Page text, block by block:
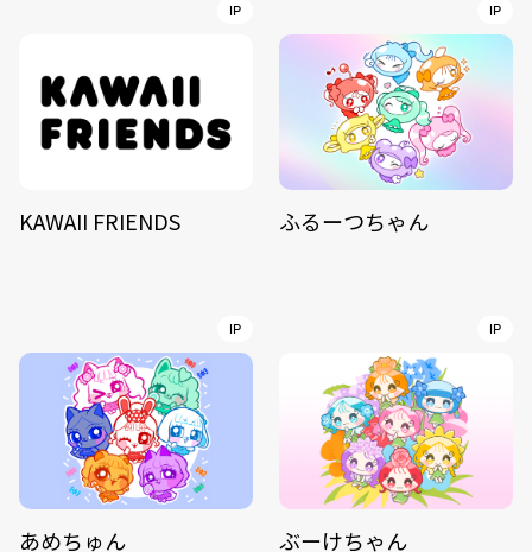
IP
KAWAII FRIENDS
IP
ふるーつちゃん
IP
あめちゅん
IP
ぶーけちゃん